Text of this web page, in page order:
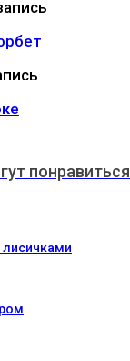
понравиться
лисичками